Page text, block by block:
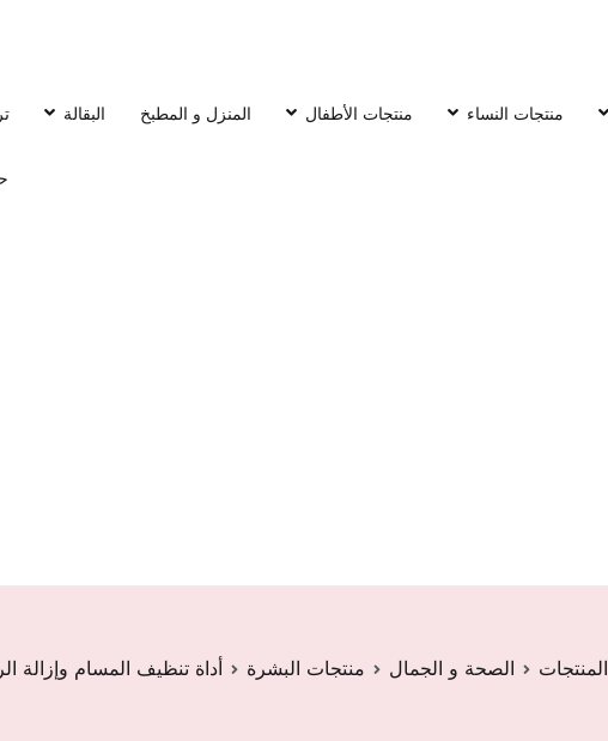
منتجات النساء منتجات الأطفال المنزل و المطبخ البقالة
المنتجات الصحة و الجمال منتجات البشرة أداة تنظيف المسام وإزالة